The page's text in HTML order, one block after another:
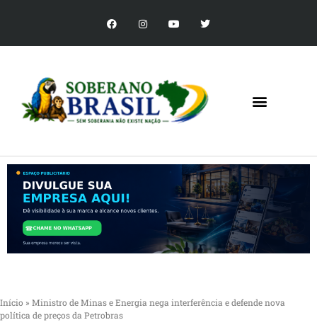
Início » Ministro de Minas e Energia nega interferência e defende nova
política de preços da Petrobras